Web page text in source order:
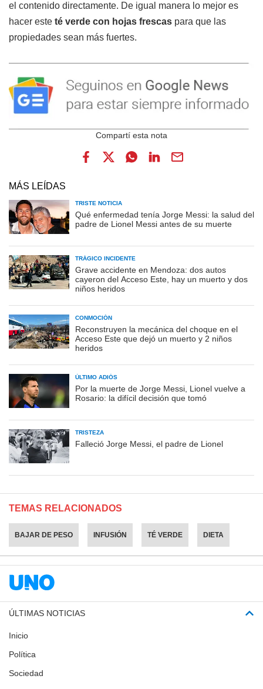
el contenido directamente. De igual manera lo mejor es
hacer este té verde con hojas frescas para que las
propiedades sean más fuertes.
MÁS LEÍDAS
TRISTE NOTICIA
Qué enfermedad tenía Jorge Messi: la salud del
padre de Lionel Messi antes de su muerte
TRÁGICO INCIDENTE
Grave accidente en Mendoza: dos autos
cayeron del Acceso Este, hay un muerto y dos
niños heridos
CONMOCIÓN
Reconstruyen la mecánica del choque en el
Acceso Este que dejó un muerto y 2 niños
heridos
ÚLTIMO ADIÓS
Por la muerte de Jorge Messi, Lionel vuelve a
Rosario: la difícil decisión que tomó
TRISTEZA
Falleció Jorge Messi, el padre de Lionel
TEMAS RELACIONADOS
BAJAR DE PESO INFUSIÓN TÉ VERDE DIETA
ÚLTIMAS NOTICIAS
Inicio
Política
Sociedad